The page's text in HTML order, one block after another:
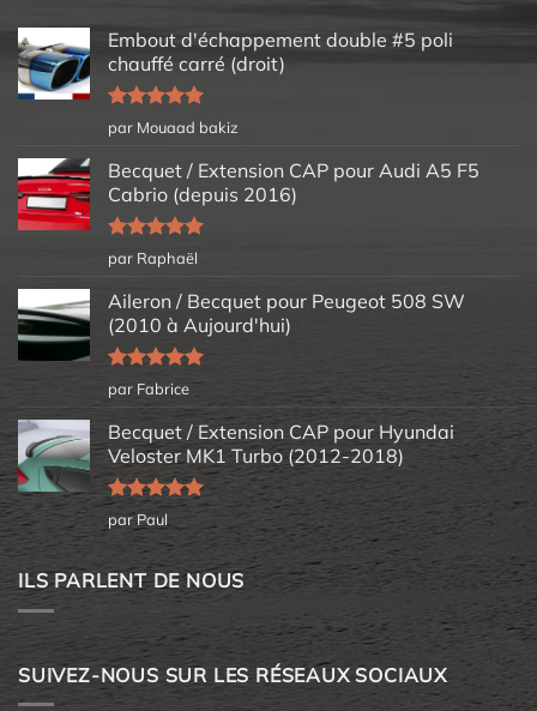
Embout d'échappement double #5 poli
chauffé carré (droit)
Note5sur
5
par Mouaad bakiz
Becquet / Extension CAP pour Audi A5 F5
Cabrio (depuis 2016)
Note5sur
5
par Raphaël
Aileron / Becquet pour Peugeot 508 SW
(2010 à Aujourd'hui)
Note5sur
5
par Fabrice
Becquet / Extension CAP pour Hyundai
Veloster MK1 Turbo (2012-2018)
Note5sur
5
par Paul
ILS PARLENT DE NOUS
SUIVEZ-NOUS SUR LES RÉSEAUX SOCIAUX